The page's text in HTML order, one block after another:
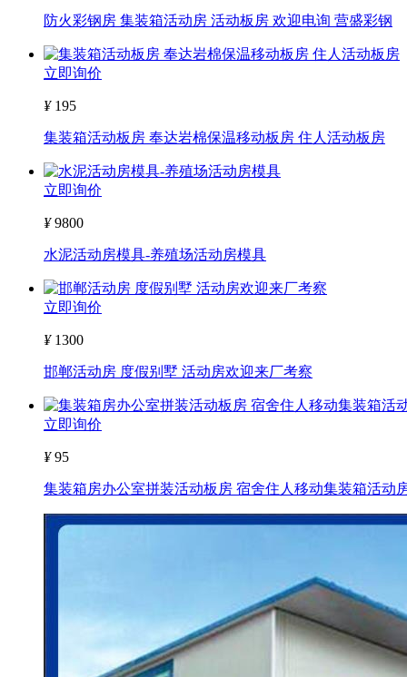
防火彩钢房 集装箱活动房 活动板房 欢迎电询 营盛彩钢
立即询价
¥ 195
集装箱活动板房 奉达岩棉保温移动板房 住人活动板房
立即询价
¥9800
水泥活动房模具-养殖场活动房模具
立即询价
¥ 1300
邯郸活动房 度假别墅 活动房欢迎来厂考察
立即询价
¥95
集装箱房办公室拼装活动板房 宿舍住人移动集装箱活动